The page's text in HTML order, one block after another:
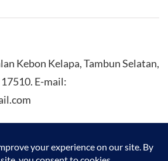
Kebon Kelapa, Tambun Selatan,
E-mail: